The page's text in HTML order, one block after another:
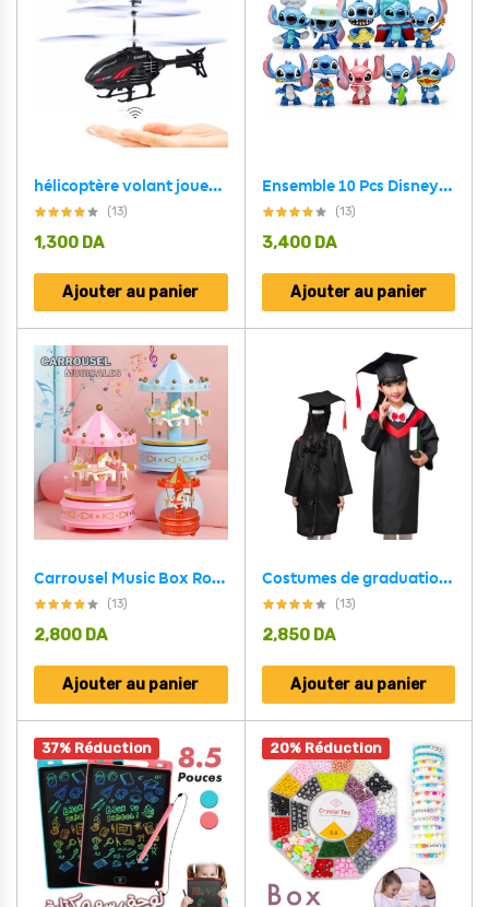
hélicoptère volant jouets pour enfants avec capteur infrarouge recharge USB
(13)
1,300 DA
Ajouter au panier
Ensemble 10 Pcs Disney-Figurines Stitch en PVC
(13)
3,400 DA
Ajouter au panier
Carrousel Music Box Rotatif à 4 Chevaux Classique Melody
(13)
2,800 DA
Ajouter au panier
Costumes de graduation académique pour enfants 5-7 ans
(13)
2,850 DA
Ajouter au panier
37% Réduction 20% Réduction